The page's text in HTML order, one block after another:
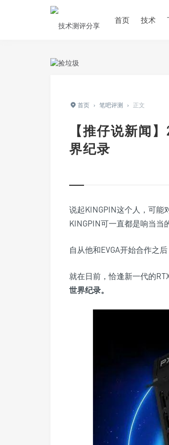
首页 技术
首页 › 笔吧评测 › 正文
【推仔说新闻
界纪录
说起KINGPIN这个人，可能
KINGPIN可一直都是响当当
自从他和EVGA开始合作之
就在日前，恰逢新一代的
世界纪录。